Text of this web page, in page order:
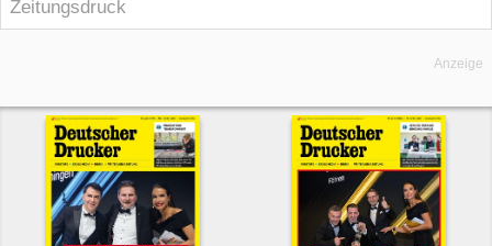
Zeitungsdruck
Anzeige